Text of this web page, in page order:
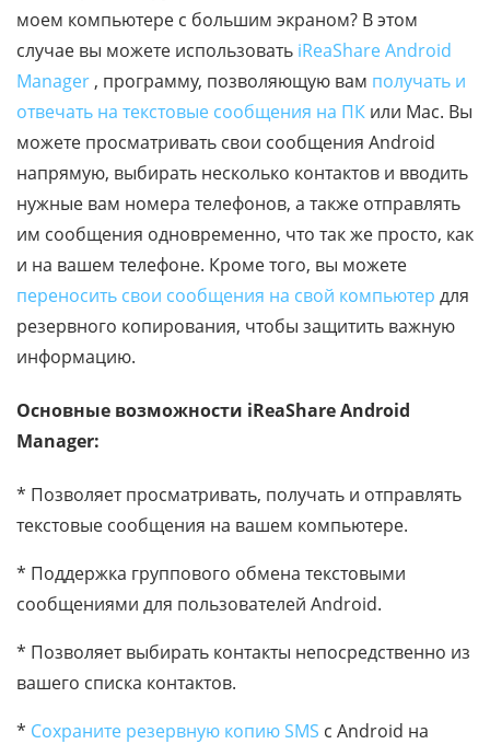
моем компьютере с большим экраном? В этом
случае вы можете использовать iReaShare Android
Manager , программу, позволяющую вам получать и
отвечать на текстовые сообщения на ПК или Mac. Вы
можете просматривать свои сообщения Android
напрямую, выбирать несколько контактов и вводить
нужные вам номера телефонов, а также отправлять
им сообщения одновременно, что так же просто, как
и на вашем телефоне. Кроме того, вы можете
переносить свои сообщения на свой компьютер для
резервного копирования, чтобы защитить важную
информацию.
Основные возможности iReaShare Android
Manager:
* Позволяет просматривать, получать и отправлять
текстовые сообщения на вашем компьютере.
* Поддержка группового обмена текстовыми
сообщениями для пользователей Android.
* Позволяет выбирать контакты непосредственно из
вашего списка контактов.
* Сохраните резервную копию SMS с Android на